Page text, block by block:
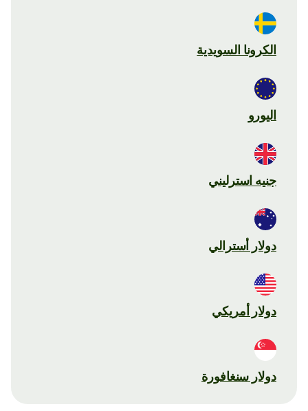
الكرونا السويدية
اليورو
جنيه استرليني
دولار أسترالي
دولار أمريكي
دولار سنغافورة